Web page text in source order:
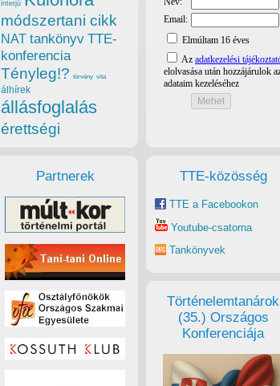
TTE-közösség
TTE a Facebookon
Youtube-csatorna
Tankönyvek
Történelemtanárok
(35.) Országos
Konferenciája
interjú
módszertani cikk
NAT tankönyv TTE-
konferencia
Tényleg!? törvény vita
álhírek
állásfoglalás
érettségi
Partnerek